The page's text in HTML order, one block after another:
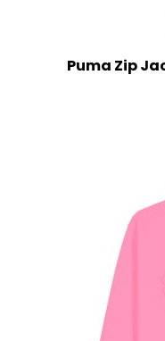
Puma Zip